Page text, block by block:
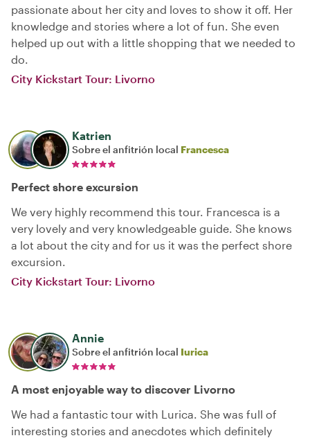
passionate about her city and loves to show it off. Her
knowledge and stories where a lot of fun. She even
helped up out with a little shopping that we needed to
do.
City Kickstart Tour: Livorno
Katrien
Sobre el anfitrión local Francesca
Perfect shore excursion
We very highly recommend this tour. Francesca is a
very lovely and very knowledgeable guide. She knows
a lot about the city and for us it was the perfect shore
excursion.
City Kickstart Tour: Livorno
Annie
Sobre el anfitrión local Iurica
A most enjoyable way to discover Livorno
We had a fantastic tour with Lurica. She was full of
interesting stories and anecdotes which definitely